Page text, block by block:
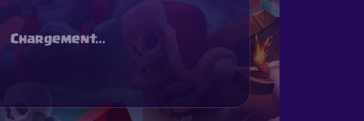
Chargement…